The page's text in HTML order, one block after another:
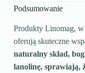
Podsumowanie
Produkty Linomag,
oferują skuteczne
naturalny skład,
lanolinę, sprawiają,